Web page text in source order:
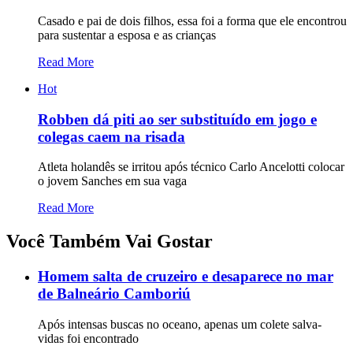
Casado e pai de dois filhos, essa foi a forma que ele encontrou
para sustentar a esposa e as crianças
Read More
Hot
Robben dá piti ao ser substituído em jogo e
colegas caem na risada
Atleta holandês se irritou após técnico Carlo Ancelotti colocar
o jovem Sanches em sua vaga
Read More
Você Também Vai Gostar
Homem salta de cruzeiro e desaparece no mar
de Balneário Camboriú
Após intensas buscas no oceano, apenas um colete salva-
vidas foi encontrado